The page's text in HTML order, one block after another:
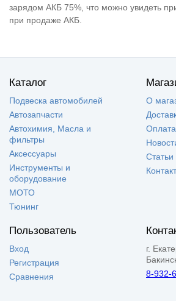
зарядом АКБ 75%, что можно увидеть
при продаже АКБ.
Каталог
Подвеска автомобилей
Автозапчасти
Автохимия, Масла и
фильтры
Аксессуары
Инструменты и
оборудование
МОТО
Тюнинг
О
Оплата
Статьи
Пользователь
Вход
Регистрация
Сравнения
г.
8-932-